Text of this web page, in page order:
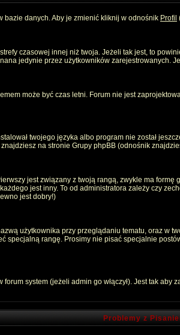
danych. Aby je zmienić kliknij w odnośnik Profil
czasowej innej niż twoja. Jeżeli tak jest, to
jedynie przez użytkowników zarejestrowanych.
może być czas letni. Forum nie jest
twojego języka albo program nie został
na stronie Grupy phpBB (odnośnik
jest związany z twoją rangą, zwykle ma
jest inny. To od administratora zależy czy
jest dobry!)
użytkownika przy przeglądaniu tematu, oraz w
specjalną rangę. Prosimy nie pisać specjalnie
system (jeżeli admin go włączył). Jest tak
Problemy z